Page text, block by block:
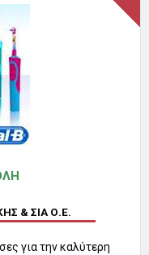
& ΣΙΑ Ο.Ε.
για την καλύτερη